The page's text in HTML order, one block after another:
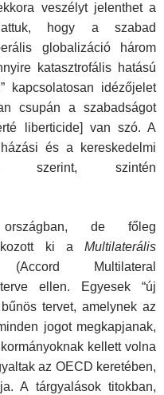
veszélyt jelenthet a
hogy a szabad
globalizáció három
katasztrofális hatású
kapcsolatosan idézőjelet
csupán a szabadságot
liberticide] van szó. A
és a kereskedelmi
szerint, szintén
de főleg
ki a Multilaterális
Multilateral
ellen. Egyesek “új
tervet, amelynek az
jogot megkapjanak,
kellett volna
az OECD keretében,
A tárgyalások titokban,